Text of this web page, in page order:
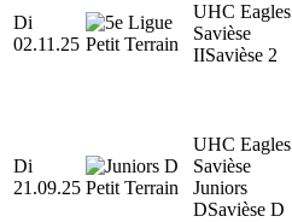
Di
02.11.25
UHC Eagles
Savièse
IISavièse 2
Di
21.09.25
UHC Eagles
Savièse
Juniors
DSavièse D